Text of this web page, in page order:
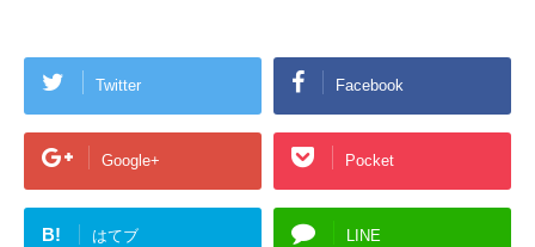
Twitter Facebook
Google+ Pocket
B! はてブ LINE